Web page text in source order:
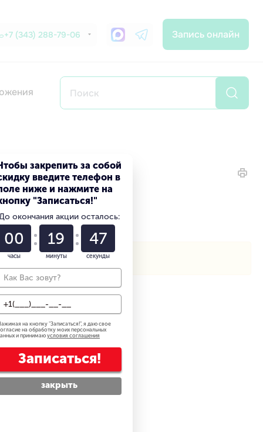
+7 (343) 288-79-06 Запись онлайн
закрепить за собой
введите телефон в
ниже и нажмите на
"Записаться!"
окончания акции осталось:
00
часы
19
минуты
46
секунды
на кнопку "Записаться!", я даю свое
на обработку моих персональных
и принимаю условия соглашения
Записаться!
закрыть